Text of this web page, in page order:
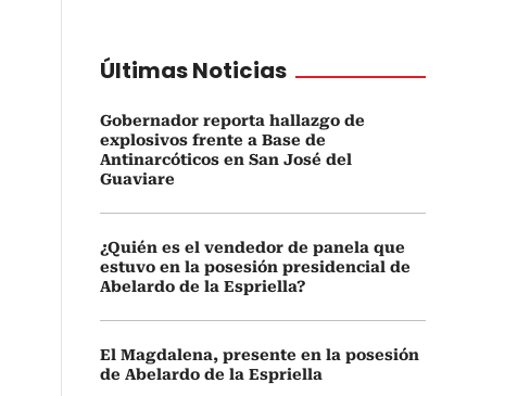
Últimas Noticias
Gobernador reporta hallazgo de
explosivos frente a Base de
Antinarcóticos en San José del
Guaviare
¿Quién es el vendedor de panela que
estuvo en la posesión presidencial de
Abelardo de la Espriella?
El Magdalena, presente en la posesión
de Abelardo de la Espriella